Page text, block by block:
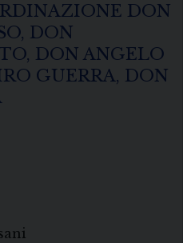
DON
DON
DON ANGELO
GUERRA, DON